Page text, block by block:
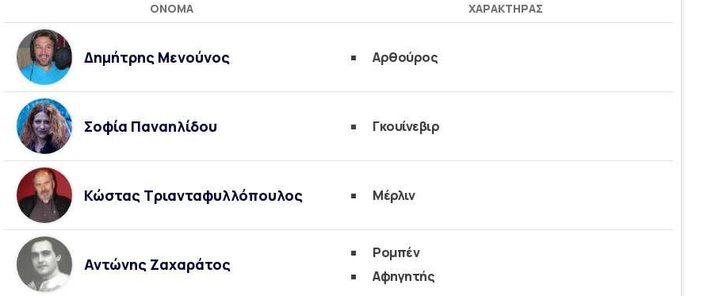
ΌΝΟΜΑ ΧΑΡΑΚΤΉΡΑΣ
Δημήτρης Μενούνος Αρθούρος
Σοφία Παναηλίδου Γκουίνεβιρ
Κώστας Τριανταφυλλόπουλος Μέρλιν
Αντώνης Ζαχαράτος
Ρομπέν
Αφηγητής